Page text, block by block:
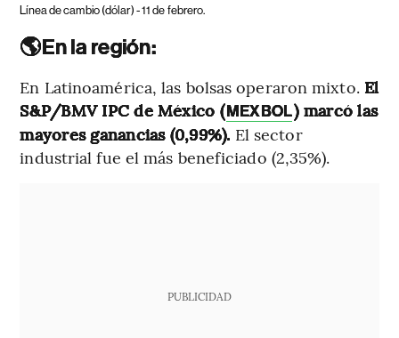
Línea de cambio (dólar) - 11 de febrero.
🌎En la región:
En Latinoamérica, las bolsas operaron mixto. El
S&P/BMV IPC de México (MEXBOL) marcó las
mayores ganancias (0,99%). El sector
industrial fue el más beneficiado (2,35%).
PUBLICIDAD